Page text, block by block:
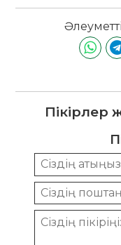
Пікірлер